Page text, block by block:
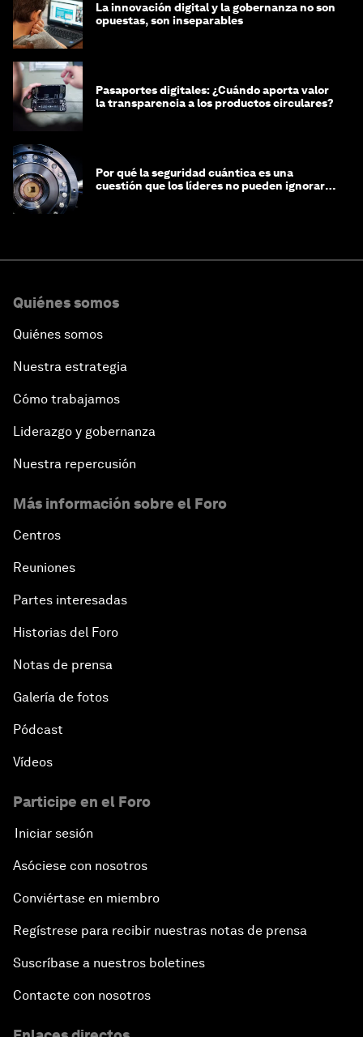
La innovación digital y la gobernanza no son
opuestas, son inseparables
Pasaportes digitales: ¿Cuándo aporta valor
la transparencia a los productos circulares?
Por qué la seguridad cuántica es una
cuestión que los líderes no pueden ignorar
Quiénes somos
Quiénes somos
Nuestra estrategia
Cómo trabajamos
Liderazgo y gobernanza
Nuestra repercusión
Más información sobre el Foro
Centros
Reuniones
Partes interesadas
Historias del Foro
Notas de prensa
Galería de fotos
Pódcast
Vídeos
Participe en el Foro
Iniciar sesión
Asóciese con nosotros
Conviértase en miembro
Regístrese para recibir nuestras notas de prensa
Suscríbase a nuestros boletines
Contacte con nosotros